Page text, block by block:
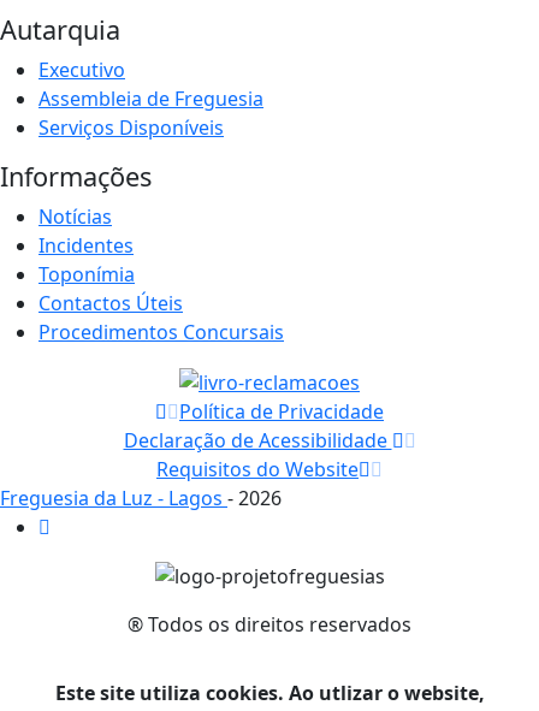
Autarquia
Executivo
Assembleia de Freguesia
Serviços Disponíveis
Informações
Notícias
Incidentes
Toponímia
Contactos Úteis
Procedimentos Concursais
Política de Privacidade
Declaração de Acessibilidade
Requisitos do Website
Freguesia da Luz - Lagos - 2026
® Todos os direitos reservados
Este site utiliza cookies. Ao utlizar o website,